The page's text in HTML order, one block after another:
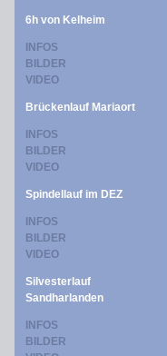
6h von Kelheim
INFOS
BILDER
VIDEO
Brückenlauf Mariaort
INFOS
BILDER
VIDEO
Spindellauf im DEZ
INFOS
BILDER
VIDEO
Silvesterlauf
Sandharlanden
INFOS
BILDER